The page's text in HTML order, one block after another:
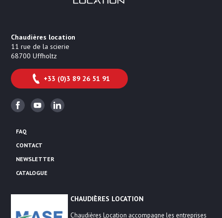
Chaudières location
11 rue de la scierie
68700 Uffholtz
+33 (0)3 89 26 51 91
FacebookYoutubeLinkedin
FAQ
CONTACT
NEWSLETTER
CATALOGUE
CHAUDIÈRES LOCATION
Chaudières Location accompagne les entreprises